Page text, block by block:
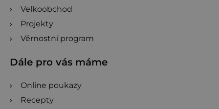
Velkoobchod
Projekty
Věrnostní program
Dále pro vás máme
Online poukazy
Recepty